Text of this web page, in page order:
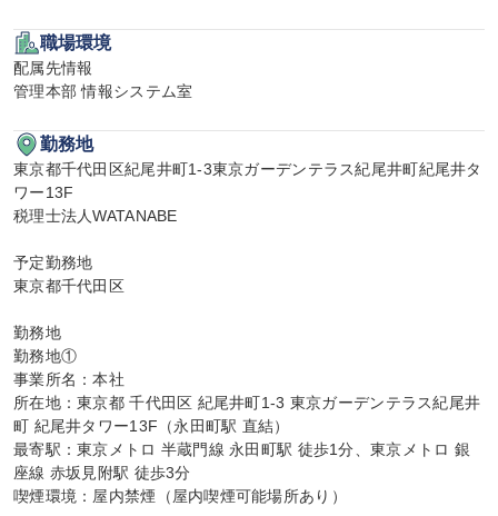
職場環境
配属先情報
管理本部 情報システム室
勤務地
東京都千代田区紀尾井町1-3東京ガーデンテラス紀尾井町紀尾井タ
ワー13F
税理士法人WATANABE
予定勤務地
東京都千代田区
勤務地
勤務地①
事業所名：本社
所在地：東京都 千代田区 紀尾井町1-3 東京ガーデンテラス紀尾井
町 紀尾井タワー13F（永田町駅 直結）
最寄駅：東京メトロ 半蔵門線 永田町駅 徒歩1分、東京メトロ 銀
座線 赤坂見附駅 徒歩3分
喫煙環境：屋内禁煙（屋内喫煙可能場所あり）